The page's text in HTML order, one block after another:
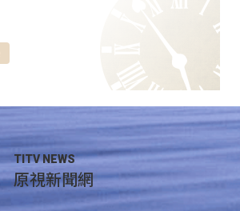
TITV NEWS
原視新聞網